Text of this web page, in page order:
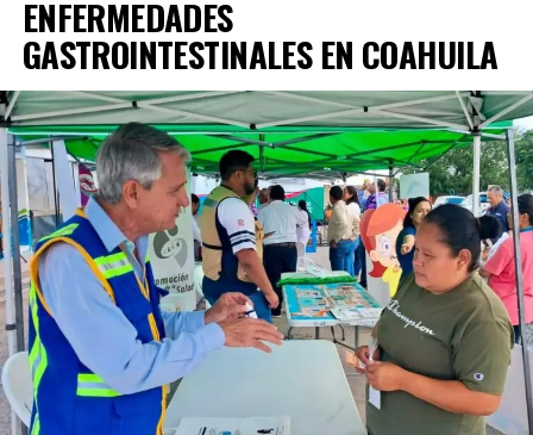
El alcalde Javier Díaz entregó ocho desfibriladores que
se colocarán en edificios públicos tales como
Presidencia Municipal, Gimnasio Municipal, albercas
municipales, biblioparque norte y la Ruta recreativa con
lo que este paseo dominical se suma al de San Pedro
Garza García, Nuevo León, como los únicos espacios en
su tipo a nivel nacional en ser cardioprotegidos.
“Es muy importante contar con estos desfibriladores
porque en estos temas cardíacos la atención en los
primeros minutos es vital. Si con esto salvamos al menos
una vida, habrá valido la pena”, declaró Díaz González.
ENFERMEDADES
GASTROINTESTINALES EN COAHUILA